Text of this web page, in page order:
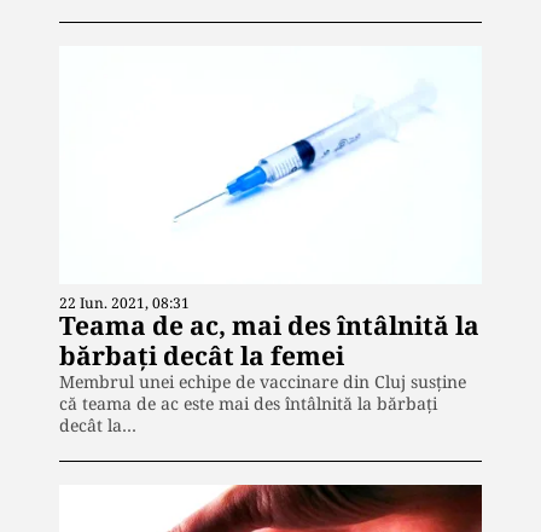
22 Iun. 2021, 08:31
Teama de ac, mai des întâlnită la
bărbați decât la femei
Membrul unei echipe de vaccinare din Cluj susține
că teama de ac este mai des întâlnită la bărbați
decât la…